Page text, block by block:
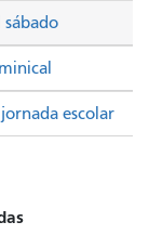
sábado
escolar